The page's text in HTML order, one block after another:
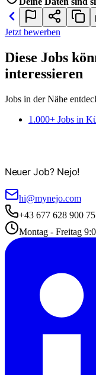
Jetzt bewerben
Diese Jobs
interessieren
Jobs in der Nähe
1.000+ Jobs in
Neuer Job? Nejo!
hi@mynejo.com
+43 677 628 900 75
Montag - Freitag